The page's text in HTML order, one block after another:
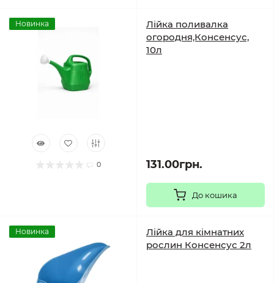
Новинка
0
Лійка поливалка
огородня,Консенсус,
10л
131.00грн.
До кошика
Новинка
Лійка для кімнатних
рослин Консенсус 2л